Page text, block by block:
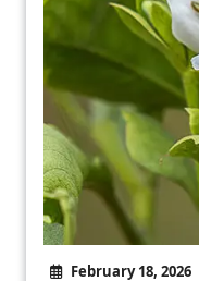
February 18, 2026